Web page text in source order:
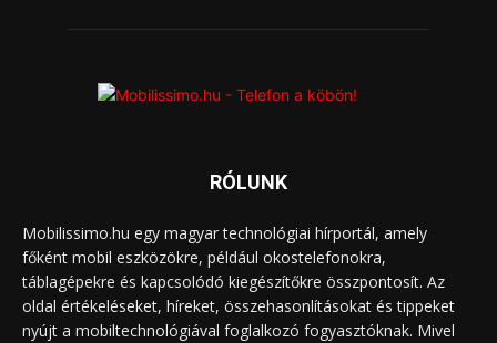
RÓLUNK
Mobilissimo.hu egy magyar technológiai hírportál, amely
főként mobil eszközökre, például okostelefonokra,
táblagépekre és kapcsolódó kiegészítőkre összpontosít. Az
oldal értékeléseket, híreket, összehasonlításokat és tippeket
nyújt a mobiltechnológiával foglalkozó fogyasztóknak. Mivel